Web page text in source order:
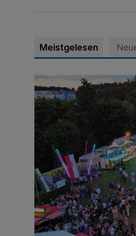
Meistgelesen
Vier Tage mit vollem